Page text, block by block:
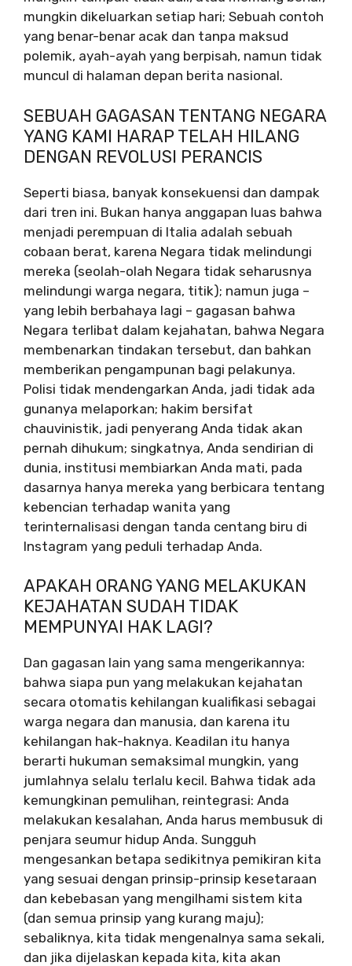
mungkin dikeluarkan setiap hari; Sebuah contoh
yang benar-benar acak dan tanpa maksud
polemik, ayah-ayah yang berpisah, namun tidak
muncul di halaman depan berita nasional.
SEBUAH GAGASAN TENTANG NEGARA
YANG KAMI HARAP TELAH HILANG
DENGAN REVOLUSI PERANCIS
Seperti biasa, banyak konsekuensi dan dampak
dari tren ini. Bukan hanya anggapan luas bahwa
menjadi perempuan di Italia adalah sebuah
cobaan berat, karena Negara tidak melindungi
mereka (seolah-olah Negara tidak seharusnya
melindungi warga negara, titik); namun juga –
yang lebih berbahaya lagi – gagasan bahwa
Negara terlibat dalam kejahatan, bahwa Negara
membenarkan tindakan tersebut, dan bahkan
memberikan pengampunan bagi pelakunya.
Polisi tidak mendengarkan Anda, jadi tidak ada
gunanya melaporkan; hakim bersifat
chauvinistik, jadi penyerang Anda tidak akan
pernah dihukum; singkatnya, Anda sendirian di
dunia, institusi membiarkan Anda mati, pada
dasarnya hanya mereka yang berbicara tentang
kebencian terhadap wanita yang
terinternalisasi dengan tanda centang biru di
Instagram yang peduli terhadap Anda.
APAKAH ORANG YANG MELAKUKAN
KEJAHATAN SUDAH TIDAK
MEMPUNYAI HAK LAGI?
Dan gagasan lain yang sama mengerikannya:
bahwa siapa pun yang melakukan kejahatan
secara otomatis kehilangan kualifikasi sebagai
warga negara dan manusia, dan karena itu
kehilangan hak-haknya. Keadilan itu hanya
berarti hukuman semaksimal mungkin, yang
jumlahnya selalu terlalu kecil. Bahwa tidak ada
kemungkinan pemulihan, reintegrasi: Anda
melakukan kesalahan, Anda harus membusuk di
penjara seumur hidup Anda. Sungguh
mengesankan betapa sedikitnya pemikiran kita
yang sesuai dengan prinsip-prinsip kesetaraan
dan kebebasan yang mengilhami sistem kita
(dan semua prinsip yang kurang maju);
sebaliknya, kita tidak mengenalnya sama sekali,
dan jika dijelaskan kepada kita, kita akan